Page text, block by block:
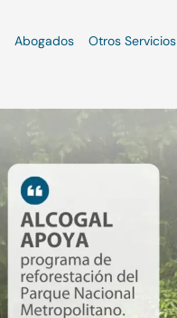
Abogados Otros Servicios